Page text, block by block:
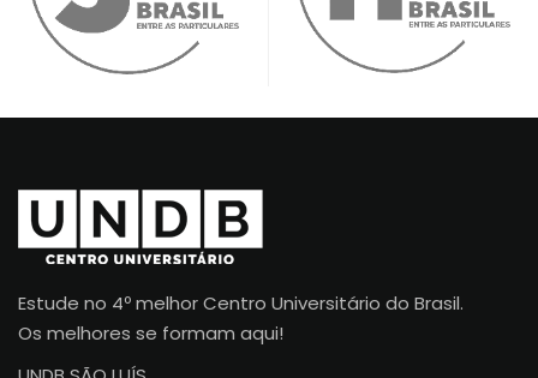
Estude no 4º melhor Centro Universitário do Brasil.
Os melhores se formam aqui!